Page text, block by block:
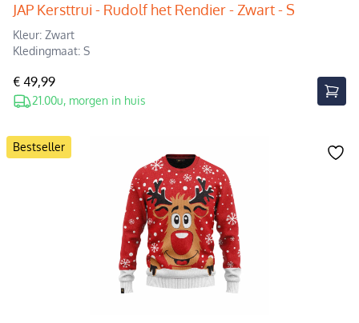
JAP Kersttrui - Rudolf het Rendier - Zwart - S
Kleur: Zwart
Kledingmaat: S
€ 49,99
21.00u, morgen in huis
Bestseller